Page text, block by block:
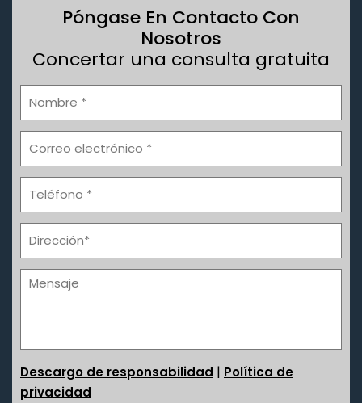
Póngase En Contacto Con
Nosotros
Concertar una consulta gratuita
Descargo de responsabilidad | Política de
privacidad